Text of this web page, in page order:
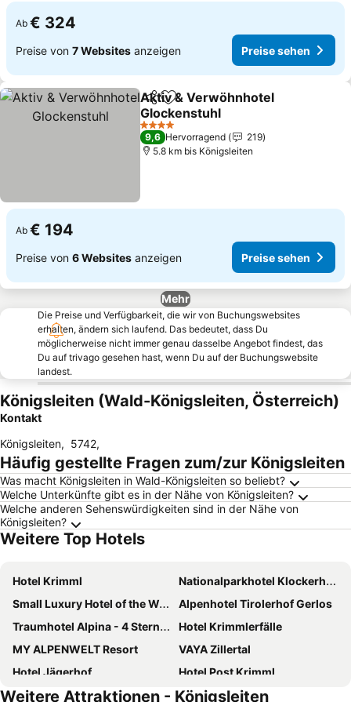
Ab € 324
Preise von 7 Websites anzeigen Preise sehen
TeilenZu Favoriten hinzufügen
Aktiv & Verwöhnhotel
Glockenstuhl
Preise sehen
4 Sterne
9,6 Hervorragend
219
5.8 km bis Königsleiten
Ab € 194
Preise von 6 Websites anzeigen Preise sehen
Mehr
Die Preise und Verfügbarkeit, die wir von Buchungswebsites
erhalten, ändern sich laufend. Das bedeutet, dass Du
möglicherweise nicht immer genau dasselbe Angebot findest, das
Du auf trivago gesehen hast, wenn Du auf der Buchungswebsite
landest.
Königsleiten (Wald-Königsleiten, Österreich)
Kontakt
Königsleiten, 5742,
Häufig gestellte Fragen zum/zur Königsleiten
Was macht Königsleiten in Wald-Königsleiten so beliebt?
Welche Unterkünfte gibt es in der Nähe von Königsleiten?
Welche anderen Sehenswürdigkeiten sind in der Nähe von
Königsleiten?
Weitere Top Hotels
Hotel Krimml
Nationalparkhotel Klockerhaus
Small Luxury Hotel of the World - DasPosthotel
Alpenhotel Tirolerhof Gerlos
Traumhotel Alpina - 4 Sterne Superior
Hotel Krimmlerfälle
MY ALPENWELT Resort
VAYA Zillertal
Hotel Jägerhof
Hotel Post Krimml
Hotel Waldhof
Hotel Theresia
Weitere Attraktionen - Königsleiten